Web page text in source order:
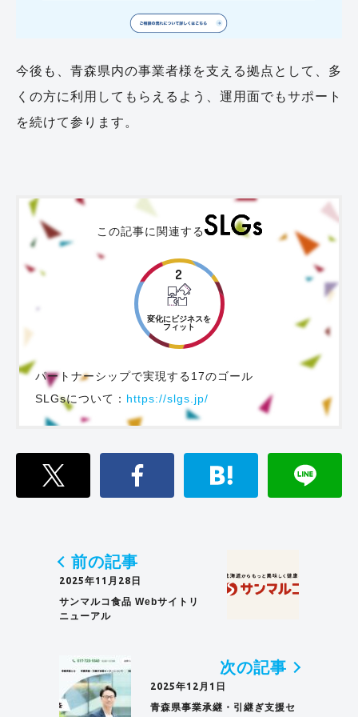
今後も、青森県内の事業者様を支える拠点として、多
くの方に利用してもらえるよう、運用面でもサポート
を続けて参ります。
この記事に関連する
2
変化にビジネスを
フィット
パートナーシップで実現する17のゴール
SLGsについて： https://slgs.jp/
前の記事
2025年11月28日
サンマルコ食品 Webサイトリ
ニューアル
次の記事
2025年12月1日
青森県事業承継・引継ぎ支援セ